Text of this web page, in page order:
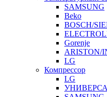
SAMSUNG
Beko
BOSCH/
Gorenje
ARISTON/
LG
Компрессор
LG